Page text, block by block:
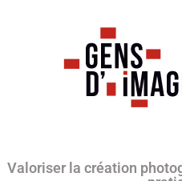
Valoriser la création